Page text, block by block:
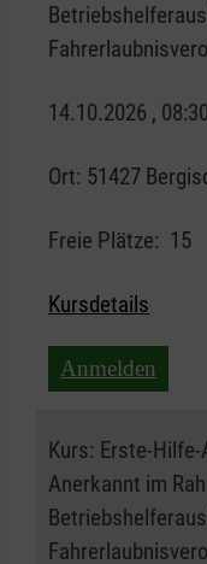
14.10.2026 ,
Ort: 51427
Freie Plätze: 15
Kursdetails
Anmelden
Kurs: Erste-
Anerkannt im